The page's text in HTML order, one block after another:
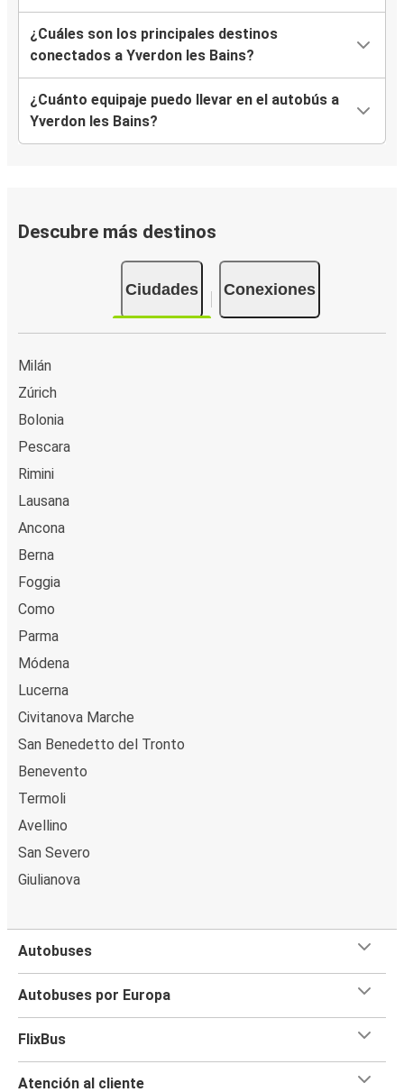
¿Cuáles son los principales destinos
conectados a Yverdon les Bains?
¿Cuánto equipaje puedo llevar en el autobús a
Yverdon les Bains?
Descubre más destinos
Ciudades Conexiones
Milán
Zúrich
Bolonia
Pescara
Rimini
Lausana
Ancona
Berna
Foggia
Como
Parma
Módena
Lucerna
Civitanova Marche
San Benedetto del Tronto
Benevento
Termoli
Avellino
San Severo
Giulianova
Autobuses
Autobuses por Europa
FlixBus
Atención al cliente